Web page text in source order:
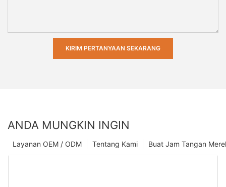
KIRIM PERTANYAAN SEKARANG
ANDA MUNGKIN INGIN
Buat Jam Tangan
Tentang Kami
Layanan OEM / ODM